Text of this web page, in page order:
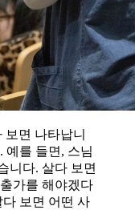
면 나타납니
예를 들면, 스님
니다. 살다 보면
가를 해야겠다
보면 어떤 사